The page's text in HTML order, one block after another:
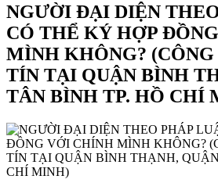
NGƯỜI ĐẠI DIỆN
CÓ THỂ KÝ HỢP
MÌNH KHÔNG?
TÍN TẠI QUẬN BÌNH
TÂN BÌNH TP. HỒ CHÍ